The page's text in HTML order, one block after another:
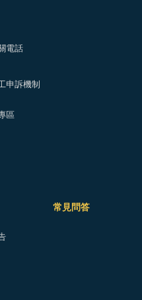
電話
申訴機制
區
常見問答